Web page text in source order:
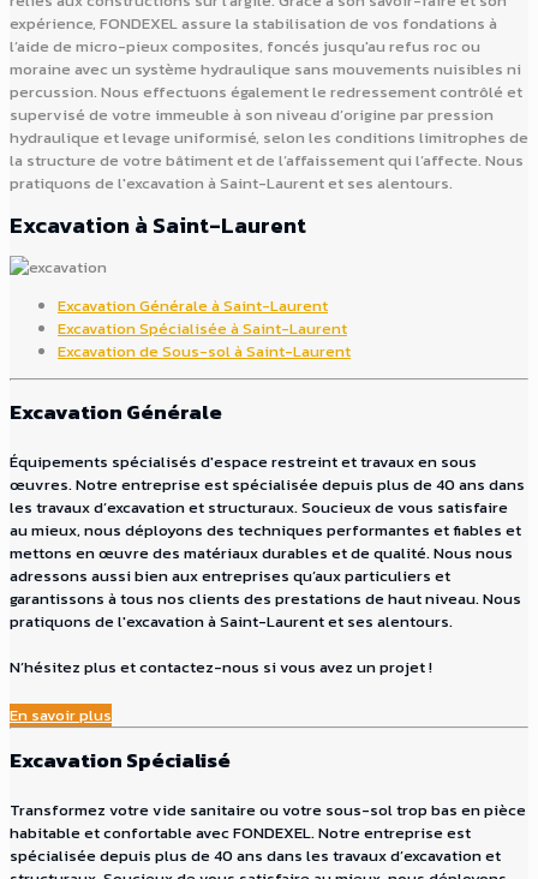
expérience, FONDEXEL assure la stabilisation de vos fondations à
l’aide de micro-pieux composites, foncés jusqu'au refus roc ou
moraine avec un système hydraulique sans mouvements nuisibles ni
percussion. Nous effectuons également le redressement contrôlé et
supervisé de votre immeuble à son niveau d’origine par pression
hydraulique et levage uniformisé, selon les conditions limitrophes de
la structure de votre bâtiment et de l’affaissement qui l’affecte. Nous
pratiquons de l'excavation à Saint-Laurent et ses alentours.
Excavation à Saint-Laurent
Excavation Générale à Saint-Laurent
Excavation Spécialisée à Saint-Laurent
Excavation de Sous-sol à Saint-Laurent
Excavation Générale
Équipements spécialisés d'espace restreint et travaux en sous
œuvres. Notre entreprise est spécialisée depuis plus de 40 ans dans
les travaux d’excavation et structuraux. Soucieux de vous satisfaire
au mieux, nous déployons des techniques performantes et fiables et
mettons en œuvre des matériaux durables et de qualité. Nous nous
adressons aussi bien aux entreprises qu’aux particuliers et
garantissons à tous nos clients des prestations de haut niveau. Nous
pratiquons de l'excavation à Saint-Laurent et ses alentours.
N’hésitez plus et contactez-nous si vous avez un projet !
En savoir plus
Excavation Spécialisé
Transformez votre vide sanitaire ou votre sous-sol trop bas en pièce
habitable et confortable avec FONDEXEL. Notre entreprise est
spécialisée depuis plus de 40 ans dans les travaux d’excavation et